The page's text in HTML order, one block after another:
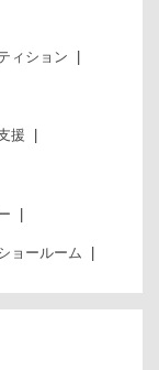
ィション
援
ョールーム